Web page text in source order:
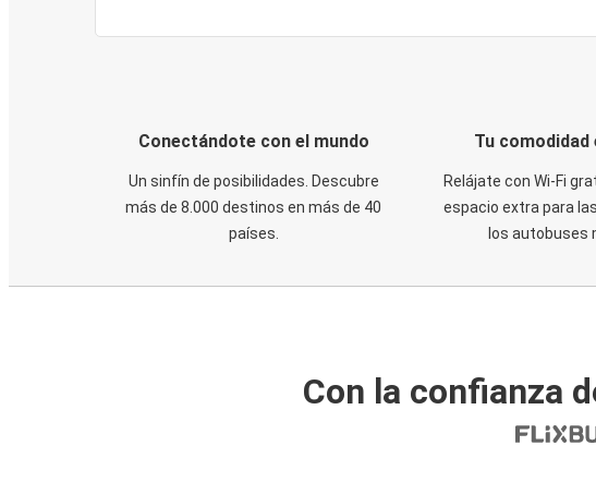
Conectándote con el mundo
Un sinfín de posibilidades. Descubre
más de 8.000 destinos en más de 40
países.
Tu comodidad
Relájate con Wi-Fi
espacio extra para
los autobuses
Con la confianza